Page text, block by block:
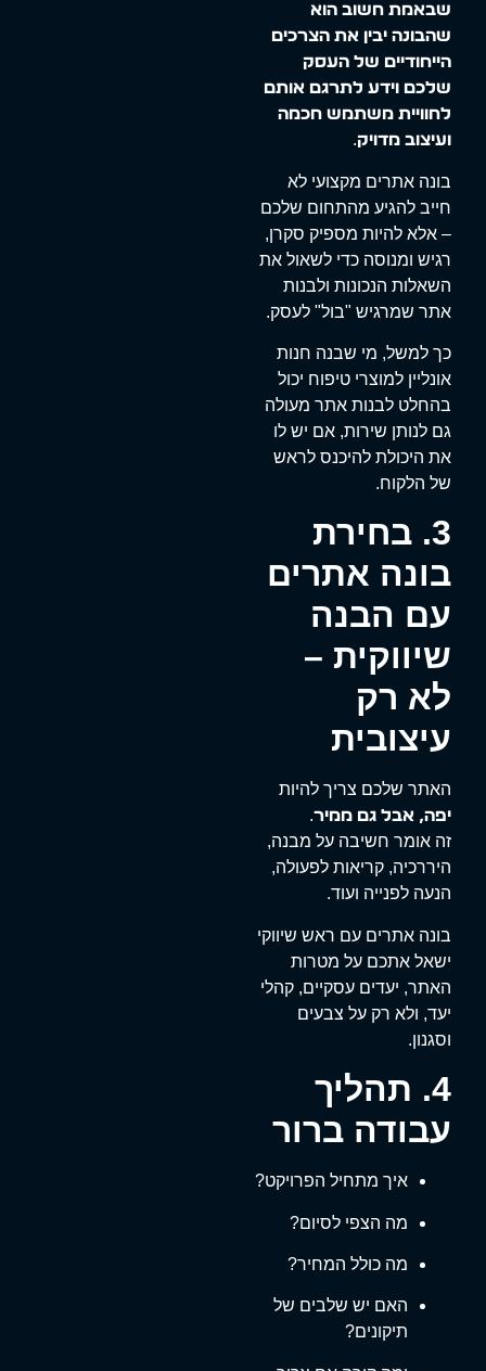
שבאמת חשוב הוא
שהבונה יבין את הצרכים
הייחודיים של העסק
שלכם וידע לתרגם אותם
לחוויית משתמש חכמה
ועיצוב מדויק.
בונה אתרים מקצועי לא
חייב להגיע מהתחום שלכם
– אלא להיות מספיק סקרן,
רגיש ומנוסה כדי לשאול את
השאלות הנכונות ולבנות
אתר שמרגיש "בול" לעסק.
כך למשל, מי שבנה חנות
אונליין למוצרי טיפוח יכול
בהחלט לבנות אתר מעולה
גם לנותן שירות, אם יש לו
את היכולת להיכנס לראש
של הלקוח.
3. בחירת
בונה אתרים
עם הבנה
שיווקית –
לא רק
עיצובית
האתר שלכם צריך להיות
יפה, אבל גם ממיר.
זה אומר חשיבה על מבנה,
היררכיה, קריאות לפעולה,
הנעה לפנייה ועוד.
בונה אתרים עם ראש שיווקי
ישאל אתכם על מטרות
האתר, יעדים עסקיים, קהלי
יעד, ולא רק על צבעים
וסגנון.
4. תהליך
עבודה ברור
איך מתחיל הפרויקט?
מה הצפי לסיום?
מה כולל המחיר?
האם יש שלבים של
תיקונים?